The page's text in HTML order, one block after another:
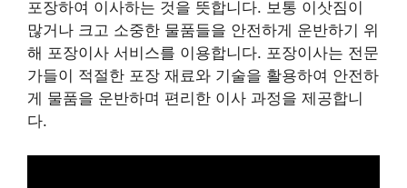
포장하여 이사하는 것을 뜻합니다. 보통 이삿짐이
많거나 크고 소중한 물품들을 안전하게 운반하기 위
해 포장이사 서비스를 이용합니다. 포장이사는 전문
가들이 적절한 포장 재료와 기술을 활용하여 안전하
게 물품을 운반하며 편리한 이사 과정을 제공합니
다.